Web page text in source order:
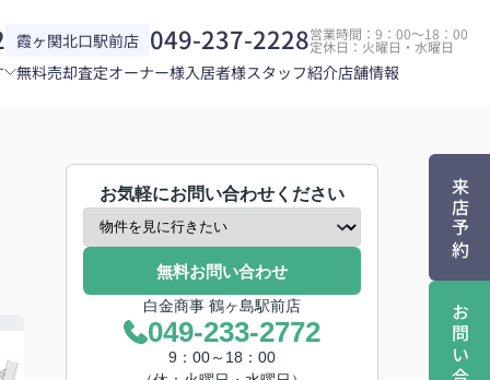
霞ヶ関北口駅前店 049-237-2228営業時間：9：00～18：00
定休日：火曜日・水曜日
無料売却査定オーナー様入居者様スタッフ紹介店舗情報
来店予約
お気軽にお問い合わせください
無料お問い合わせ
白金商事 鶴ヶ島駅前店
049-233-2772
9：00～18：00